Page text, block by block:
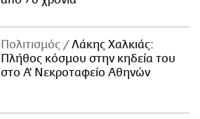
Πολιτισμός
Λάκης Χαλκιάς:
Πλήθος κόσμου στην κηδεία του
στο Α' Νεκροταφείο Αθηνών